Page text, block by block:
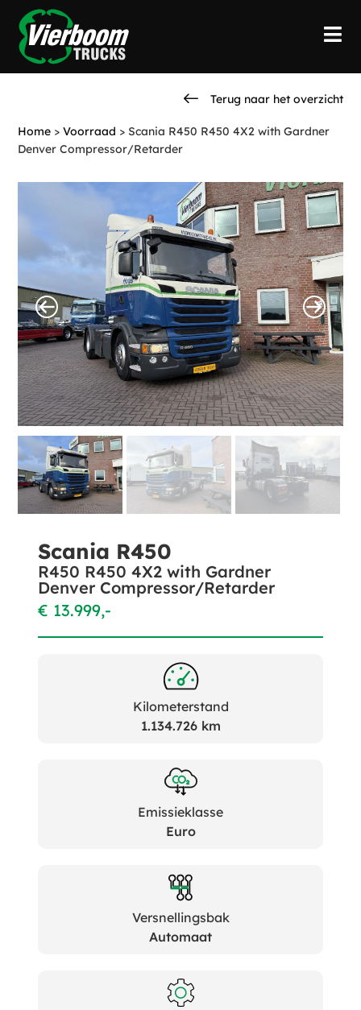
Home > Voorraad > Scania R450 R450 4X2 with Gardner
Denver Compressor/Retarder
Terug naar het overzicht
Scania R450
R450 R450 4X2 with Gardner
Denver Compressor/Retarder
€ 13.999,-
Kilometerstand
1.134.726 km
Emissieklasse
Euro
Versnellingsbak
Automaat